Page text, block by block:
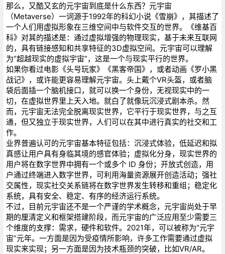
那么，又酷又玄的元宇宙到底是什么东西？元宇宙
（Metaverse）一词源于1992年的科幻小说《雪崩》，其描述了
一个人们用虚拟形象在三维空间中与软件交互的世界。《维基百
科》对其的描述是：通过虚拟增强的物理现实，基于未来互联网
的，具有链接感知和共享特征的3D虚拟空间。元宇宙可以理解
为“超越现实的虚拟宇宙”，这是一个与现实平行的世界。
如果你看过电影《头号玩家》《黑客帝国》，或者动画《罗小黑
战记》，或许能更容易理解元宇宙。头上戴个VR头盔，或者脑
袋后面插一个脑机接口，就可以换一个身份，无视现实中的一
切，在虚拟世界里上天入地。就白了就像玩沉浸式剧本杀。然
而，元宇宙无法完全脱离现实世界，它平行于现实世界，与之互
通，但又独立于现实世界，人们可以在其中进行真实的社交和工
作。
业界普遍认可的元宇宙基本特征包括：沉浸式体验，低延迟和拟
真感让用户具有身临其境的感官体验；虚拟化分身，现实世界的
用户将在数字世界中拥有一个或多个 ID 身份；开放式创造，用
户通过终端进入数字世界，可利用海量资源展开创造活动；强社
交属性，现实社交关系链将在数字世界发生转移和重组；稳定化
系统，具有安全、稳定、有序的经济运行系统。
不过，目前元宇宙还不是一个严谨的学术概念，元宇宙尚处于早
期的厘清定义和框架搭建阶段，而元宇宙的广泛应用至少需要三
个维度的支撑：需求，硬件和软件。2021年，可以被称为“元宇
宙”元年。一方面是因为受疫情所影响，许多工作需要通过虚拟
现实来实现；另一方面是因为技术瓶颈的突破，比如VR/AR。